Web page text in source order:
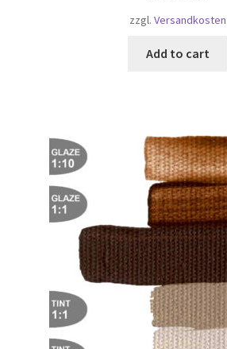
zzgl. Versandkosten
Add to cart